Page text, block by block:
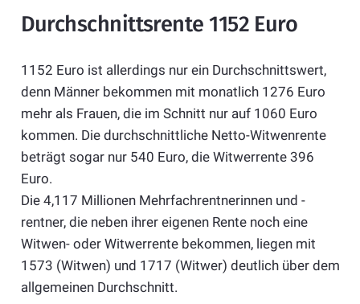
Durchschnittsrente 1152 Euro
1152 Euro ist allerdings nur ein Durchschnittswert,
denn Männer bekommen mit monatlich 1276 Euro
mehr als Frauen, die im Schnitt nur auf 1060 Euro
kommen. Die durchschnittliche Netto-Witwenrente
beträgt sogar nur 540 Euro, die Witwerrente 396
Euro.
Die 4,117 Millionen Mehrfachrentnerinnen und -
rentner, die neben ihrer eigenen Rente noch eine
Witwen- oder Witwerrente bekommen, liegen mit
1573 (Witwen) und 1717 (Witwer) deutlich über dem
allgemeinen Durchschnitt.